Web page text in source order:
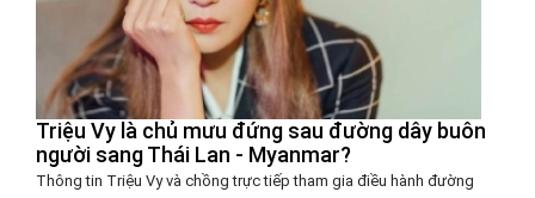
Triệu Vy là chủ mưu đứng sau đường dây buôn
người sang Thái Lan - Myanmar?
Thông tin Triệu Vy và chồng trực tiếp tham gia điều hành đường